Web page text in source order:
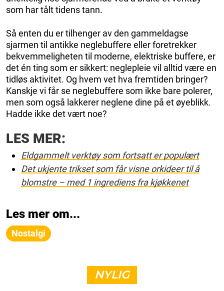
som har tålt tidens tann.
Så enten du er tilhenger av den gammeldagse
sjarmen til antikke neglebuffere eller foretrekker
bekvemmeligheten til moderne, elektriske buffere, er
det én ting som er sikkert: neglepleie vil alltid være en
tidløs aktivitet. Og hvem vet hva fremtiden bringer?
Kanskje vi får se neglebuffere som ikke bare polerer,
men som også lakkerer neglene dine på et øyeblikk.
Hadde ikke det vært noe?
LES MER:
Eldgammelt verktøy som fortsatt er populært
Det ukjente trikset som får visne orkideer til å
blomstre – med 1 ingrediens fra kjøkkenet
Les mer om...
Nostalgi
NYLIG